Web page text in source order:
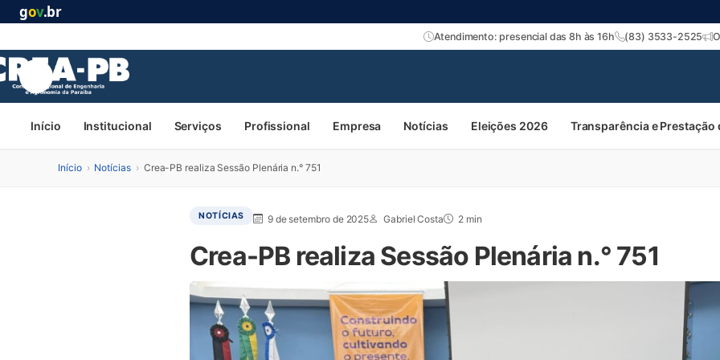
gov.br
Atendimento: presencial das 8h às 16h (83) 3533-2525
Início Institucional Serviços Profissional Empresa Notícias Eleições 2026 Transparência e Prestação
Início › Notícias › Crea-PB realiza Sessão Plenária n.° 751
NOTÍCIAS 9 de setembro de 2025 Gabriel Costa 2 min
Crea-PB realiza Sessão Plenária n.° 751